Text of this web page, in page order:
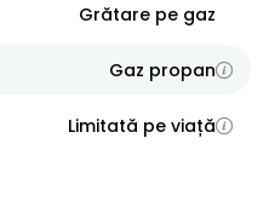
Grătare pe gaz
Gaz propan
Limitată pe viață